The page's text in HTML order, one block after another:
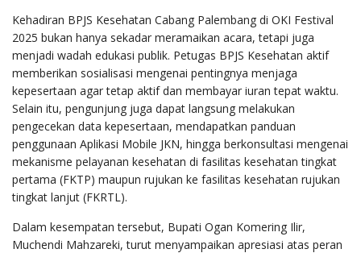
Kehadiran BPJS Kesehatan Cabang Palembang di OKI Festival
2025 bukan hanya sekadar meramaikan acara, tetapi juga
menjadi wadah edukasi publik. Petugas BPJS Kesehatan aktif
memberikan sosialisasi mengenai pentingnya menjaga
kepesertaan agar tetap aktif dan membayar iuran tepat waktu.
Selain itu, pengunjung juga dapat langsung melakukan
pengecekan data kepesertaan, mendapatkan panduan
penggunaan Aplikasi Mobile JKN, hingga berkonsultasi mengenai
mekanisme pelayanan kesehatan di fasilitas kesehatan tingkat
pertama (FKTP) maupun rujukan ke fasilitas kesehatan rujukan
tingkat lanjut (FKRTL).
Dalam kesempatan tersebut, Bupati Ogan Komering Ilir,
Muchendi Mahzareki, turut menyampaikan apresiasi atas peran